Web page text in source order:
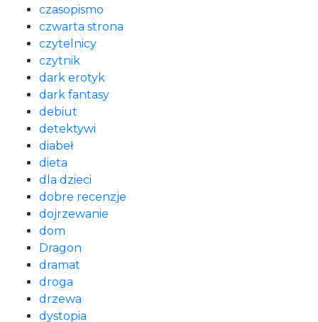
czasopismo
czwarta strona
czytelnicy
czytnik
dark erotyk
dark fantasy
debiut
detektywi
diabeł
dieta
dla dzieci
dobre recenzje
dojrzewanie
dom
Dragon
dramat
droga
drzewa
dystopia